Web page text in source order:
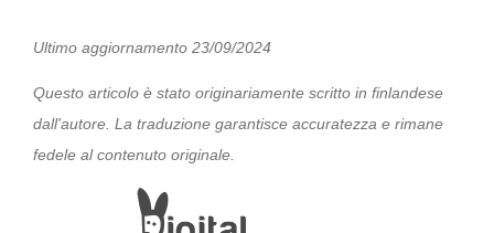
Ultimo aggiornamento 23/09/2024
Questo articolo è stato originariamente scritto in finlandese
dall'autore. La traduzione garantisce accuratezza e rimane
fedele al contenuto originale.